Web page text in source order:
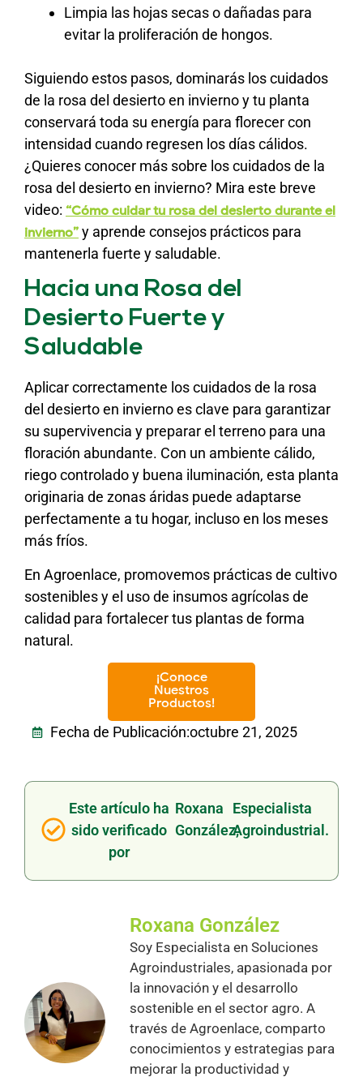
Limpia las hojas secas o dañadas para
evitar la proliferación de hongos.
Siguiendo estos pasos, dominarás los cuidados
de la rosa del desierto en invierno y tu planta
conservará toda su energía para florecer con
intensidad cuando regresen los días cálidos.
¿Quieres conocer más sobre los cuidados de la
rosa del desierto en invierno? Mira este breve
video: “Cómo cuidar tu rosa del desierto durante el
invierno” y aprende consejos prácticos para
mantenerla fuerte y saludable.
Hacia una Rosa del
Desierto Fuerte y
Saludable
Aplicar correctamente los cuidados de la rosa
del desierto en invierno es clave para garantizar
su supervivencia y preparar el terreno para una
floración abundante. Con un ambiente cálido,
riego controlado y buena iluminación, esta planta
originaria de zonas áridas puede adaptarse
perfectamente a tu hogar, incluso en los meses
más fríos.
En Agroenlace, promovemos prácticas de cultivo
sostenibles y el uso de insumos agrícolas de
calidad para fortalecer tus plantas de forma
natural.
¡Conoce
Nuestros
Productos!
Fecha de Publicación:octubre 21, 2025
Este artículo ha
sido verificado
por
Roxana
González,
Especialista
Agroindustrial.
Roxana González
Soy Especialista en Soluciones
Agroindustriales, apasionada por
la innovación y el desarrollo
sostenible en el sector agro. A
través de Agroenlace, comparto
conocimientos y estrategias para
mejorar la productividad y